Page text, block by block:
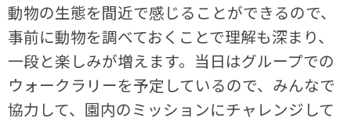
動物の生態を間近で感じることができるので、
事前に動物を調べておくことで理解も深まり、
一段と楽しみが増えます。当日はグループでの
ウォークラリーを予定しているので、みんなで
協力して、園内のミッションにチャレンジして